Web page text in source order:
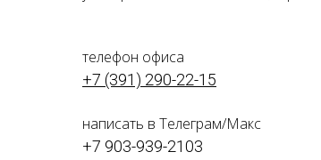
телефон офиса
+7 (391) 290-22-15
написать в Телеграм/Макс
+7 903-939-2103